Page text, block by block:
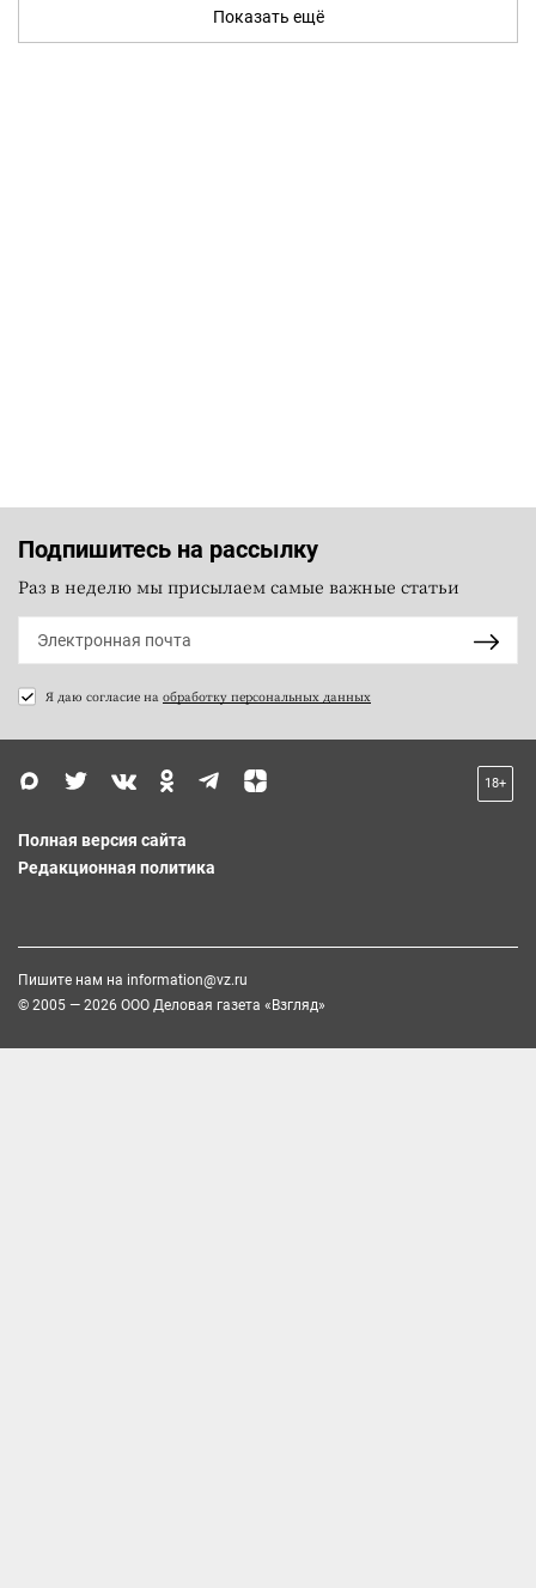
Показать ещё
Подпишитесь на рассылку
Раз в неделю мы присылаем самые важные статьи
Я даю согласие на обработку персональных данных
18+
Полная версия сайта
Редакционная политика
Пишите нам на information@vz.ru
© 2005 — 2026 ООО Деловая газета «Взгляд»